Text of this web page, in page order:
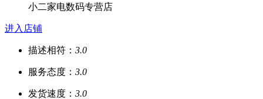
小二家电数码专营店
进入店铺
描述相符： 3.0
服务态度： 3.0
发货速度： 3.0